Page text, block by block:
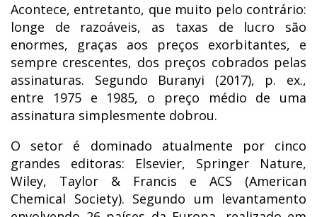
Acontece, entretanto, que muito pelo contrário:
longe de razoáveis, as taxas de lucro são
enormes, graças aos preços exorbitantes, e
sempre crescentes, dos preços cobrados pelas
assinaturas. Segundo Buranyi (2017), p. ex.,
entre 1975 e 1985, o preço médio de uma
assinatura simplesmente dobrou.
O setor é dominado atualmente por cinco
grandes editoras: Elsevier, Springer Nature,
Wiley, Taylor & Francis e ACS (American
Chemical Society). Segundo um levantamento